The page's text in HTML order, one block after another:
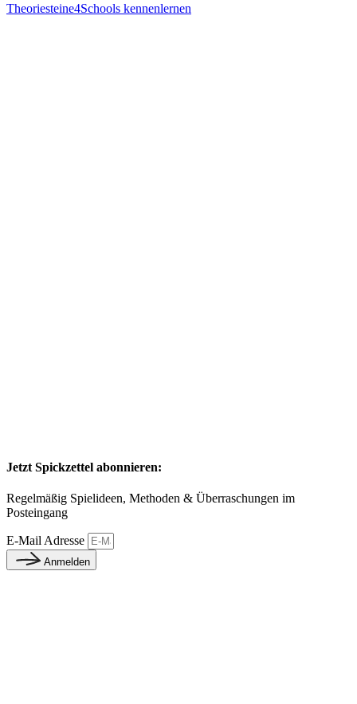
Theoriesteine4Schools kennenlernen
Jetzt Spickzettel abonnieren:
Regelmäßig Spielideen, Methoden & Überraschungen im
Posteingang
E-Mail Adresse
Anmelden